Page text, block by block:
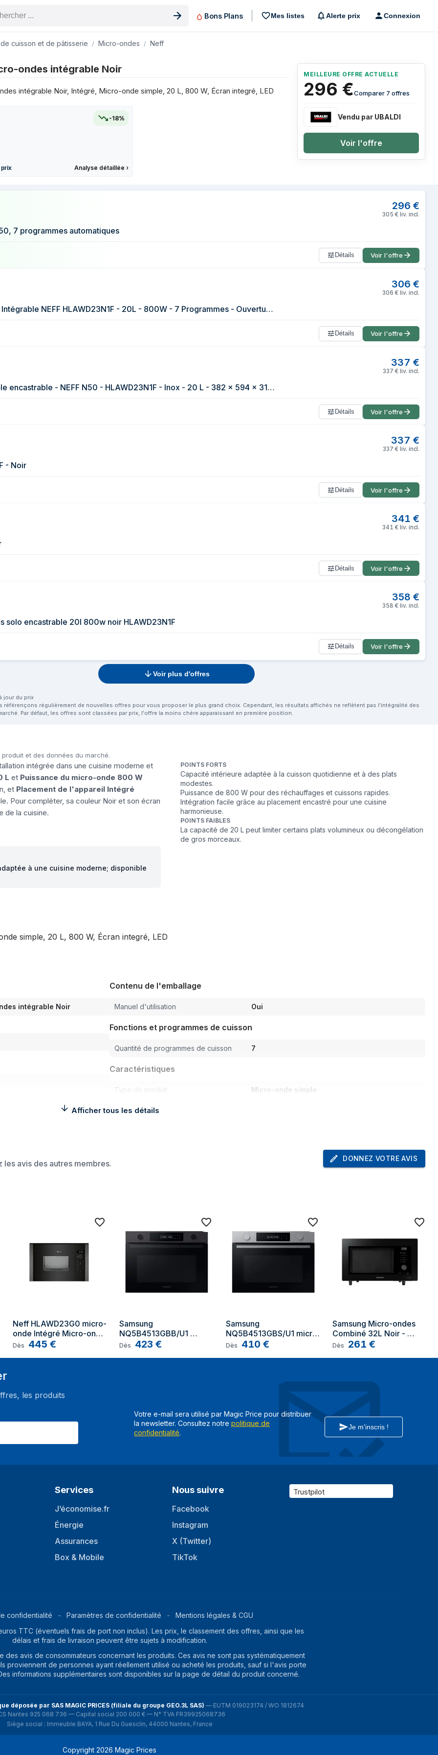
produit
Bons Plans Mes listes Alerte prix Connexion
cuisson et de pâtisserie Micro-ondes Neff
ondes intégrable Noir
intégrable Noir, Intégré, Micro-onde simple, 20 L, 800 W, Écran integré, LED
-18%
prix Analyse détaillée ›
MEILLEURE OFFRE ACTUELLE
296 €Comparer 7 offres
Vendu par UBALDI
Voir l'offre
Prix
€
€
de Neff N 50 Micro-ondes intégrable Noir
296 €
305 € liv. incl.
7 programmes automatiques
Détails Voir l'offre
306 €
306 € liv. incl.
Micro-ondes Solo Intégrable NEFF HLAWD23N1F - 20L - 800W - 7 Programmes - Ouverture Électronique - Installation Flexible
Détails Voir l'offre
337 €
337 € liv. incl.
Micro-ondes simple encastrable - NEFF N50 - HLAWD23N1F - Inox - 20 L - 382 x 594 x 317 cm
Détails Voir l'offre
337 €
337 € liv. incl.
- Noir
Détails Voir l'offre
341 €
341 € liv. incl.
Détails Voir l'offre
358 €
358 € liv. incl.
solo encastrable 20l 800w noir HLAWD23N1F
Détails Voir l'offre
Voir plus d'offres
jour du prix
référençons régulièrement de nouvelles offres pour vous proposer le plus grand choix. Cependant, les résultats affichés ne reflètent pas l'intégralité des
Par défaut, les offres sont classées par prix, l'offre la moins chère apparaissant en première position.
et des données du marché.
intégrée dans une cuisine moderne et
L et Puissance du micro-onde 800 W
et Placement de l'appareil Intégré
Pour compléter, sa couleur Noir et son écran
de la cuisine.
POINTS FORTS
Capacité intérieure adaptée à la cuisson quotidienne et à des plats
modestes.
Puissance de 800 W pour des réchauffages et cuissons rapides.
Intégration facile grâce au placement encastré pour une cuisine
harmonieuse.
POINTS FAIBLES
La capacité de 20 L peut limiter certains plats volumineux ou décongélation
de gros morceaux.
à une cuisine moderne; disponible
simple, 20 L, 800 W, Écran integré, LED
intégrable Noir
Contenu de l'emballage
Manuel d'utilisation Oui
Fonctions et programmes de cuisson
Quantité de programmes de cuisson 7
Caractéristiques
Type de produit Micro-onde simple
Placement de l'appareil
Platine Oui
Taille du plateau tournant 25,5 cm
Poids du paquet 21,1 kg
Afficher tous les détails
avis des autres membres.
DONNEZ VOTRE AVIS
Neff HLAWD23G0 micro-
onde Intégré Micro-onde
simple 20 L 800 W
Dès 445 €
Samsung
NQ5B4513GBB/U1
micro-onde Intégré
Dès 423 €
Samsung
NQ5B4513GBS/U1 micro-
onde Intégré Micro-onde
Dès 410 €
Samsung Micro-ondes
Combiné 32L Noir -
MC32DG7646KK
Dès 261 €
les produits
Votre e-mail sera utilisé par Magic Price pour distribuer
la newsletter. Consultez notre politique de
confidentialité.
Je m'inscris !
Services
J’économise.fr
Énergie
Assurances
Box & Mobile
Nous suivre
Facebook
Instagram
X (Twitter)
TikTok
Trustpilot
confidentialité Paramètres de confidentialité
Mentions légales & CGU
TTC (éventuels frais de port non inclus). Les prix, le classement des offres, ainsi que les
délais et frais de livraison peuvent être sujets à modification.
des avis de consommateurs concernant les produits. Ces avis ne sont pas systématiquement
proviennent de personnes ayant réellement utilisé ou acheté les produits, sauf si l'avis porte
informations supplémentaires sont disponibles sur la page de détail du produit concerné.
déposée par SAS MAGIC PRICES (filiale du groupe GEO.3L SAS) — EUTM 019023174 / WO 1812674
Nantes 925 068 736 — Capital social 200 000 € — N° TVA FR39925068736
Siège social : Immeuble BAYA, 1 Rue Du Guesclin, 44000 Nantes, France
Copyright 2026 Magic Prices